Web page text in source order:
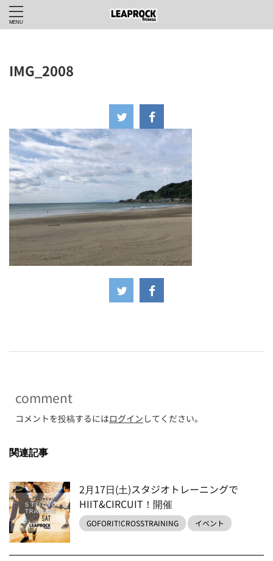
IMG_2008
comment
コメントを投稿するにはログイン してください。
関連記事
2月17日(土)スタジオトレーニングで
HIIT&CIRCUIT！開催
GOFORIT!CROSSTRAINING イベント